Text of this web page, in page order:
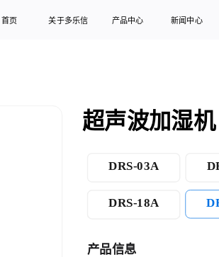
首页 关于多乐信 产品中心 新闻中心
超声波加湿
DRS-03A
DRS-18A
产品信息